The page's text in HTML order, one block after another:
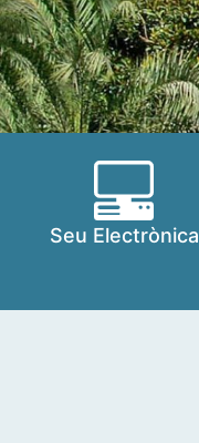
Seu Electrònica